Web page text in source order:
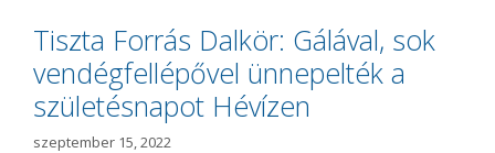
r
i
a
Tiszta Forrás Dalkör: Gálával, sok
vendégfellépővel ünnepelték a
születésnapot Hévízen
szeptember 15, 2022